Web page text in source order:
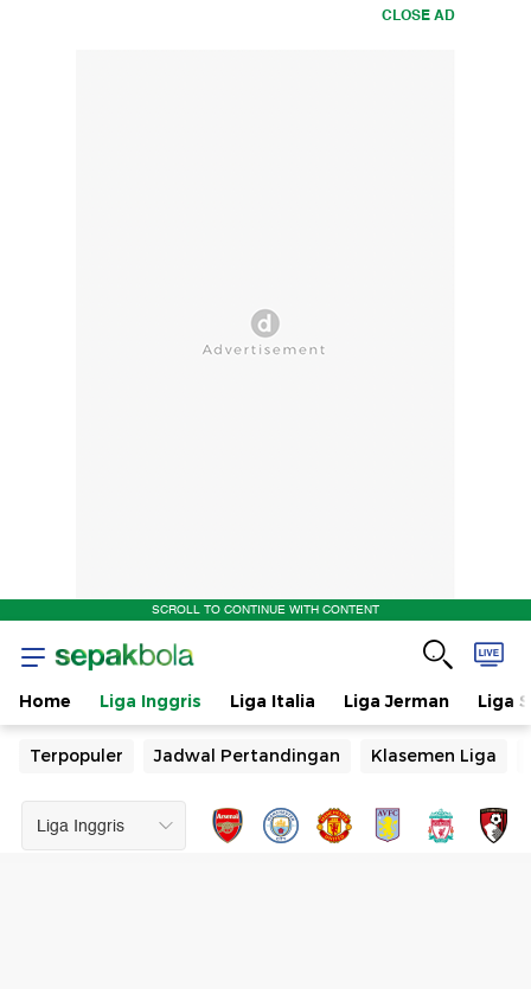
CLOSE AD
SCROLL TO CONTINUE WITH CONTENT
Home Liga Inggris Liga Italia Liga Jerman Liga
Terpopuler Jadwal Pertandingan Klasemen Liga